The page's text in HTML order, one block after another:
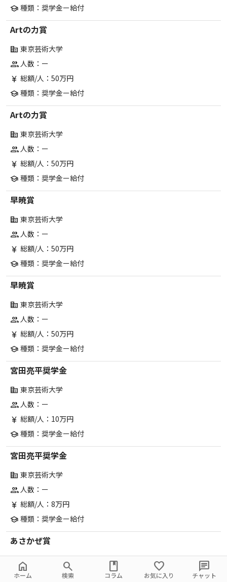
school 種類：奨学金ー給付
Artの力賞
corporate_fare 東京芸術大学
group人数：ー
currency_yen 総額/人：50万円
school 種類：奨学金ー給付
Artの力賞
corporate_fare 東京芸術大学
group人数：ー
currency_yen 総額/人：50万円
school 種類：奨学金ー給付
早暁賞
corporate_fare 東京芸術大学
group人数：ー
currency_yen 総額/人：50万円
school 種類：奨学金ー給付
早暁賞
corporate_fare 東京芸術大学
group人数：ー
currency_yen 総額/人：50万円
school 種類：奨学金ー給付
宮田亮平奨学金
corporate_fare 東京芸術大学
group人数：ー
currency_yen 総額/人：10万円
school 種類：奨学金ー給付
宮田亮平奨学金
corporate_fare 東京芸術大学
group人数：ー
currency_yen 総額/人：8万円
school 種類：奨学金ー給付
あさかぜ賞
東京芸術大学
group人数：ー
home
ホーム
search
検索
book
コラム
favorite
お気に入り
chat
チャット